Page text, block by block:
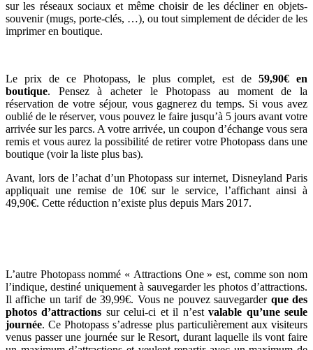
sur les réseaux sociaux et même choisir de les décliner en objets-
souvenir (mugs, porte-clés, …), ou tout simplement de décider de les
imprimer en boutique.
Le prix de ce Photopass, le plus complet, est de 59,90€ en
boutique. Pensez à acheter le Photopass au moment de la
réservation de votre séjour, vous gagnerez du temps. Si vous avez
oublié de le réserver, vous pouvez le faire jusqu’à 5 jours avant votre
arrivée sur les parcs. A votre arrivée, un coupon d’échange vous sera
remis et vous aurez la possibilité de retirer votre Photopass dans une
boutique (voir la liste plus bas).
Avant, lors de l’achat d’un Photopass sur internet, Disneyland Paris
appliquait une remise de 10€ sur le service, l’affichant ainsi à
49,90€. Cette réduction n’existe plus depuis Mars 2017.
L’autre Photopass nommé « Attractions One » est, comme son nom
l’indique, destiné uniquement à sauvegarder les photos d’attractions.
Il affiche un tarif de 39,99€. Vous ne pouvez sauvegarder que des
photos d’attractions sur celui-ci et il n’estvalable qu’une seule
journée. Ce Photopass s’adresse plus particulièrement aux visiteurs
venus passer une journée sur le Resort, durant laquelle ils vont faire